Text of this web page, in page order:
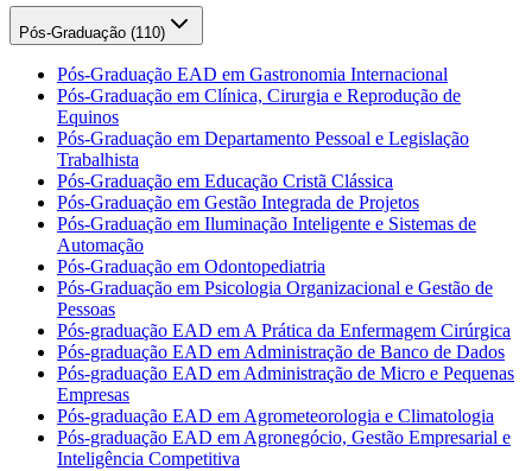
Pós-Graduação (110)
Pós-Graduação EAD em Gastronomia Internacional
Pós-Graduação em Clínica, Cirurgia e Reprodução de
Equinos
Pós-Graduação em Departamento Pessoal e Legislação
Trabalhista
Pós-Graduação em Educação Cristã Clássica
Pós-Graduação em Gestão Integrada de Projetos
Pós-Graduação em Iluminação Inteligente e Sistemas de
Automação
Pós-Graduação em Odontopediatria
Pós-Graduação em Psicologia Organizacional e Gestão de
Pessoas
Pós-graduação EAD em A Prática da Enfermagem Cirúrgica
Pós-graduação EAD em Administração de Banco de Dados
Pós-graduação EAD em Administração de Micro e Pequenas
Empresas
Pós-graduação EAD em Agrometeorologia e Climatologia
Pós-graduação EAD em Agronegócio, Gestão Empresarial e
Inteligência Competitiva